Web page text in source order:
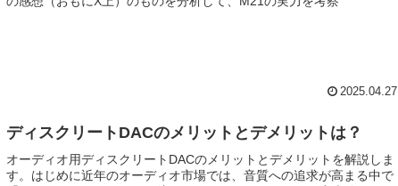
2025.04.27
ディスクリートDACのメリットとデメリットは？
オーディオ用ディスクリートDACのメリットとデメリットを解説しま
す。はじめに近年のオーディオ市場では、音質への追求が高まる中で